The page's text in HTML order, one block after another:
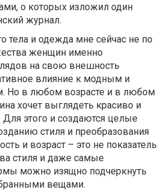
о которых изложил один
журнал.
тела и одежда мне сейчас не по
женщин именно
на свою внешность
влияние к модным и
Но в любом возрасте и в любом
хочет выглядеть красиво и
Для этого и создаются целые
стиля и преобразования
и возраст – это не показатель
стиля и даже самые
можно изящно подчеркнуть
вещами.